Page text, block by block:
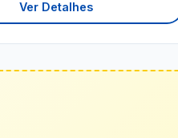
Ver Detalhes